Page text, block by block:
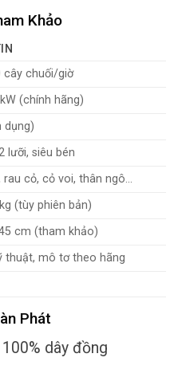
Khảo
cây chuối/giờ
(chính hãng)
dụng)
lưỡi, siêu bén
rau cỏ, cỏ voi, thân ngô…
(tùy phiên bản)
cm (tham khảo)
thuật, mô tơ theo hãng
Phát
dây đồng